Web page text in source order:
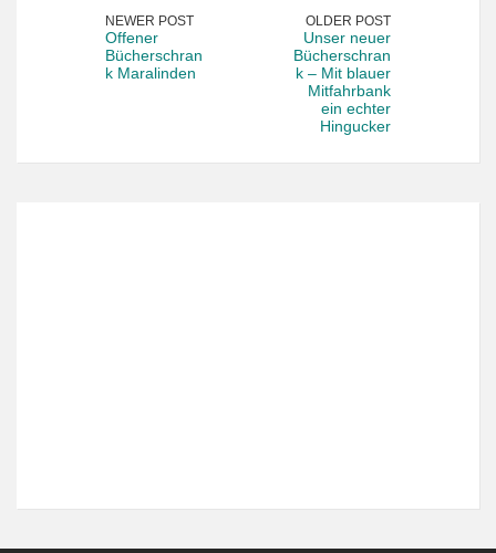
NEWER POST
Offener
Bücherschran
k Maralinden
OLDER POST
Unser neuer
Bücherschran
k – Mit blauer
Mitfahrbank
ein echter
Hingucker